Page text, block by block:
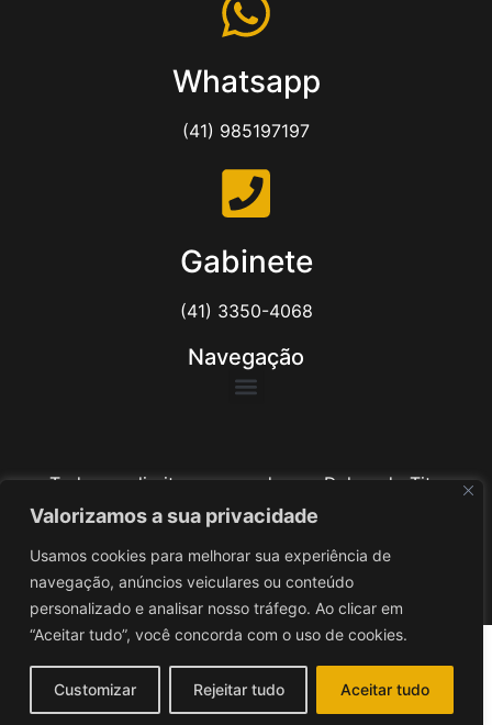
Valorizamos a sua privacidade
Usamos cookies para melhorar sua experiência de
navegação, anúncios veiculares ou conteúdo
personalizado e analisar nosso tráfego. Ao clicar em
“Aceitar tudo”, você concorda com o uso de cookies.
Customizar Rejeitar tudo Aceitar tudo
Whatsapp
(41) 985197197
Gabinete
(41) 3350-4068
Navegação
Todos os direitos reservados ao Delegado Tito
Barichello
Desenvolvido poriv3